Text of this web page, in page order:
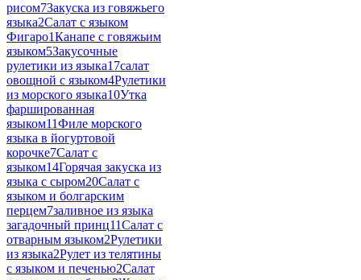
рисом7Закуска из говяжьего
языка2Салат с языком
Фигаро1Канапе с говяжьим
языком5Закусочные
рулетики из языка17салат
овощной с языком4Рулетики
из морского языка10Утка
фаршированная
языком11Филе морского
языка в йогуртовой
корочке7Салат с
языком14Горячая закуска из
языка с сыром20Салат с
языком и болгарским
перцем7заливное из языка
загадочный принц11Салат с
отварным языком2Рулетики
из языка2Рулет из телятины
с языком и печенью2Салат